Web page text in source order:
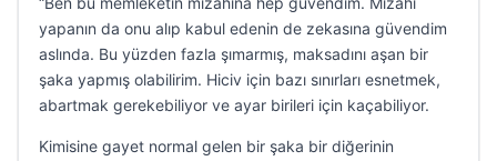
yapanın da onu alıp kabul edenin de zekasına güvendim
aslında. Bu yüzden fazla şımarmış, maksadını aşan bir
şaka yapmış olabilirim. Hiciv için bazı sınırları esnetmek,
abartmak gerekebiliyor ve ayar birileri için kaçabiliyor.
Kimisine gayet normal gelen bir şaka bir diğerinin